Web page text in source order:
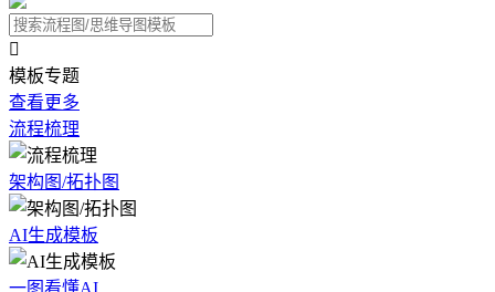

模板专题
查看更多
流程梳理
架构图/拓扑图
AI生成模板
一图看懂AI